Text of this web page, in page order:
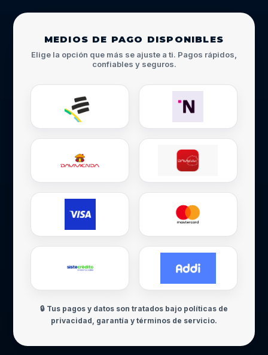
MEDIOS DE PAGO DISPONIBLES
Elige la opción que más se ajuste a ti. Pagos rápidos,
confiables y seguros.
🔒 Tus pagos y datos son tratados bajo políticas de
privacidad, garantía y términos de servicio.